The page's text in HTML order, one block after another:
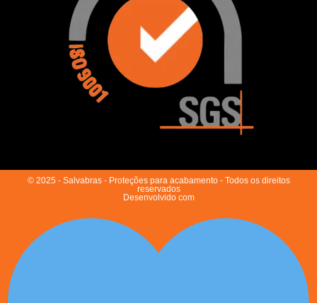
© 2025 - Salvabras - Proteções para acabamento - Todos os direitos
reservados
Desenvolvido com